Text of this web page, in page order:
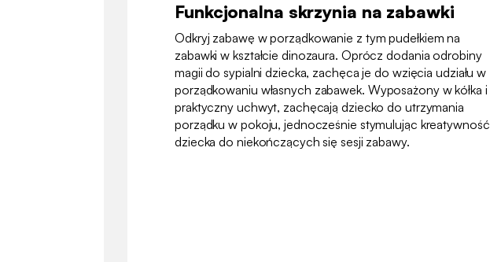
Funkcjonalna skrzynia na zabawki
Odkryj zabawę w porządkowanie z tym pudełkiem na
zabawki w kształcie dinozaura. Oprócz dodania odrobiny
magii do sypialni dziecka, zachęca je do wzięcia udziału w
porządkowaniu własnych zabawek. Wyposażony w kółka i
praktyczny uchwyt, zachęcają dziecko do utrzymania
porządku w pokoju, jednocześnie stymulując kreatywność
dziecka do niekończących się sesji zabawy.